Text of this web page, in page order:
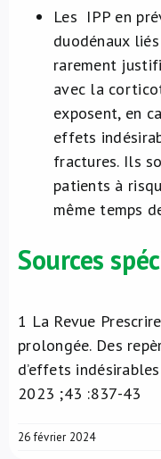
Les IPP en
duodénaux
rarement
avec la
exposent, en
effets
fractures. Ils
patients à
même temps
Sources
1 La Revue
prolongée. Des
d’effets
2023 ;43 :837-43
26 février 2024